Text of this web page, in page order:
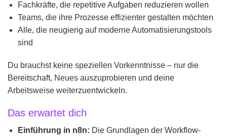
Fachkräfte, die repetitive Aufgaben reduzieren wollen
Teams, die ihre Prozesse effizienter gestalten möchten
Alle, die neugierig auf moderne Automatisierungstools
sind
Du brauchst keine speziellen Vorkenntnisse – nur die
Bereitschaft, Neues auszuprobieren und deine
Arbeitsweise weiterzuentwickeln.
Das erwartet dich
Einführung in n8n: Die Grundlagen der Workflow-